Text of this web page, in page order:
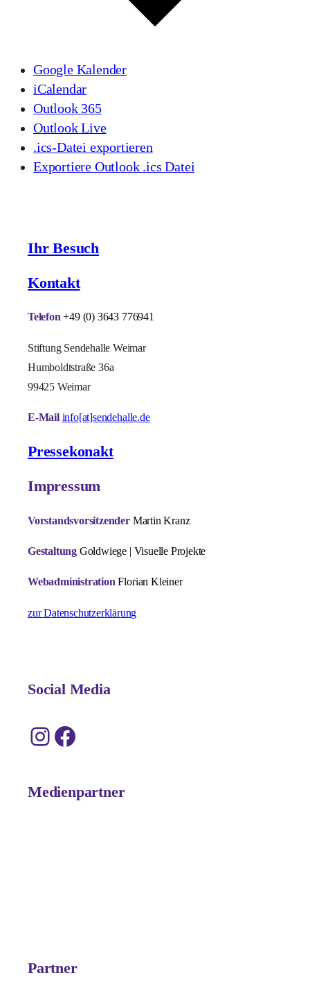
Google Kalender
iCalendar
Outlook 365
Outlook Live
.ics-Datei exportieren
Exportiere Outlook .ics Datei
Ihr Besuch
Kontakt
Telefon +49 (0) 3643 776941
Stiftung Sendehalle Weimar
Humboldtstraße 36a
99425 Weimar
E-Mail info[at]sendehalle.de
Pressekonakt
Impressum
Vorstandsvorsitzender Martin Kranz
Gestaltung Goldwiege | Visuelle Projekte
Webadministration Florian Kleiner
zur Datenschutzerklärung
Social Media
Instagram Facebook
Medienpartner
Partner